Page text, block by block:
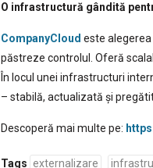
O infrastructură gândită
CompanyCloud este
păstreze controlul. Oferă
În locul unei infrastructuri
– stabilă, actualizată și
Descoperă mai multe pe:
Tags externalizare